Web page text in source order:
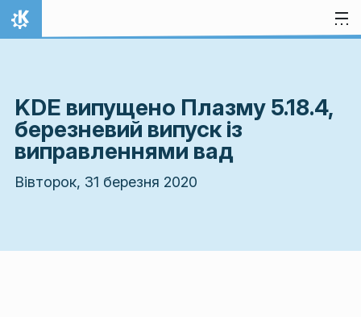
Перейти до вмісту
Домівка
KDE випущено Плазму 5.18.4,
березневий випуск із
виправленнями вад
Вівторок, 31 березня 2020